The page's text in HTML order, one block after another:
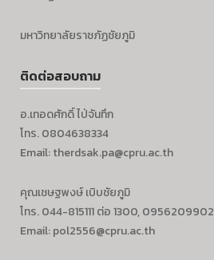
มหาวิทยาลัยราชภัฏชัยภูมิ
ติดต่อสอบถาม
อ.เทอดศักดิ์ ไป่จันทึก
โทร. 0804638334
Email: therdsak.pa@cpru.ac.th
คุณเชษฐพงษ์ เบิบชัยภูมิ
โทร. 044-815111 ต่อ 1300, 0956209902
Email: pol2556@cpru.ac.th